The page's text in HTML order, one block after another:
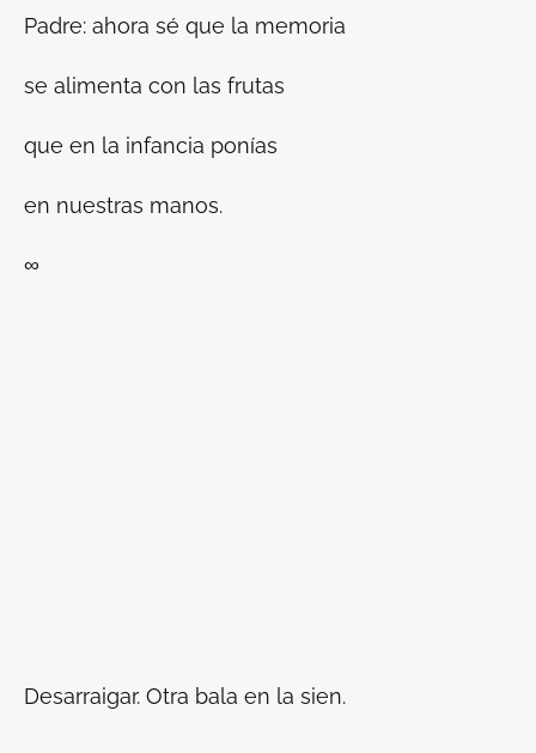
Padre: ahora sé que la memoria
se alimenta con las frutas
que en la infancia ponías
en nuestras manos.
∞
Desarraigar. Otra bala en la sien.